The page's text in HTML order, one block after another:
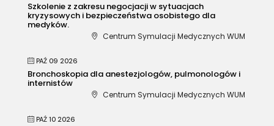
Szkolenie z zakresu negocjacji w sytuacjach
kryzysowych i bezpieczeństwa osobistego dla
medyków.
Centrum Symulacji Medycznych WUM
PAŹ 09 2026
Bronchoskopia dla anestezjologów, pulmonologów i
internistów
Centrum Symulacji Medycznych WUM
PAŹ 10 2026